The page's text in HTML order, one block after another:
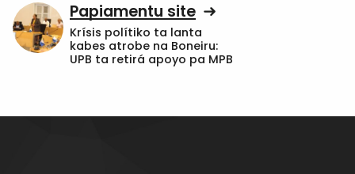
Papiamentu site
Krísis polítiko ta lanta
kabes atrobe na Boneiru:
UPB ta retirá apoyo pa MPB